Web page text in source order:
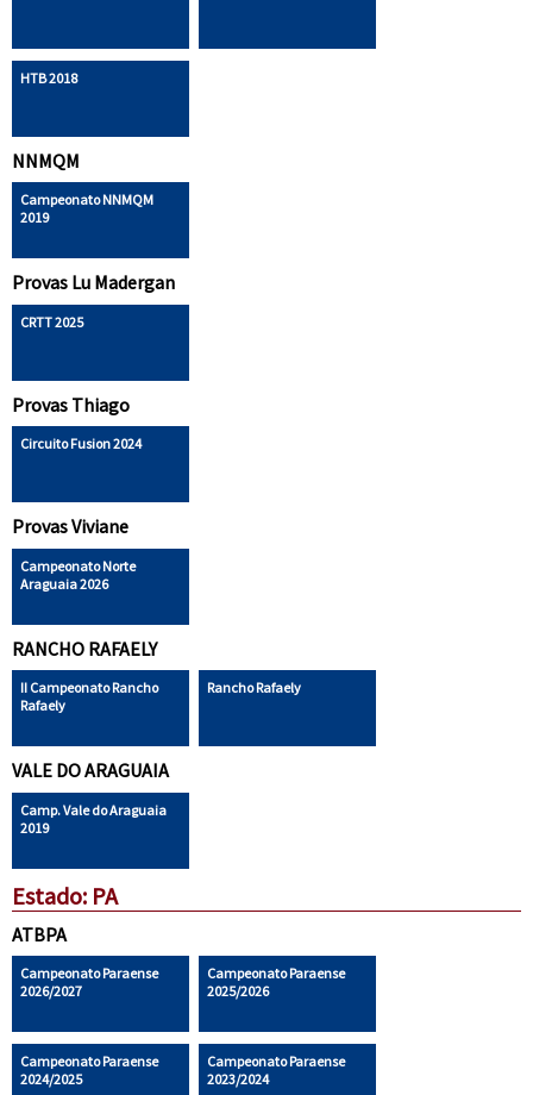
HTB 2018
NNMQM
Campeonato NNMQM
2019
Provas Lu Madergan
CRTT 2025
Provas Thiago
Circuito Fusion 2024
Provas Viviane
Campeonato Norte
Araguaia 2026
RANCHO RAFAELY
II Campeonato Rancho
Rafaely
Rancho Rafaely
VALE DO ARAGUAIA
Camp. Vale do Araguaia
2019
Estado: PA
ATBPA
Campeonato Paraense
2026/2027
Campeonato Paraense
2025/2026
Campeonato Paraense
2024/2025
Campeonato Paraense
2023/2024